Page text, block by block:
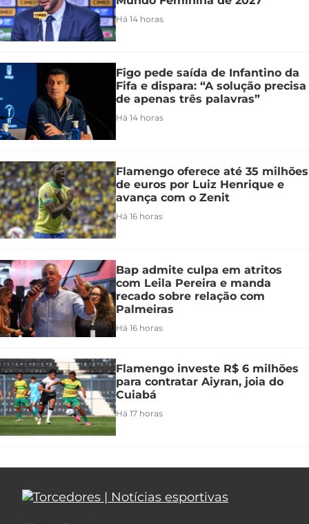
Há 14 horas
Figo pede saída de Infantino da
Fifa e dispara: “A solução precisa
de apenas três palavras”
Há 14 horas
Flamengo oferece até 35 milhões
de euros por Luiz Henrique e
avança com o Zenit
Há 16 horas
Bap admite culpa em atritos
com Leila Pereira e manda
recado sobre relação com
Palmeiras
Há 16 horas
Flamengo investe R$ 6 milhões
para contratar Aiyran, joia do
Cuiabá
Há 17 horas